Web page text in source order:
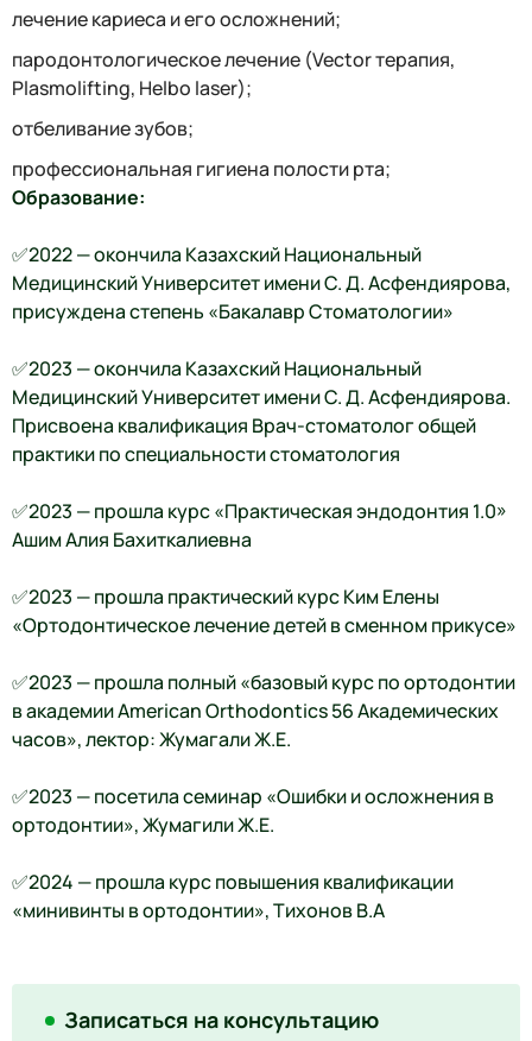
лечение кариеса и его осложнений;
пародонтологическое лечение (Vector терапия,
Plasmolifting, Helbo laser);
отбеливание зубов;
профессиональная гигиена полости рта;
Образование:
✅2022 — окончила Казахский Национальный
Медицинский Университет имени С. Д. Асфендиярова,
присуждена степень «Бакалавр Стоматологии»
✅2023 — окончила Казахский Национальный
Медицинский Университет имени С. Д. Асфендиярова.
Присвоена квалификация Врач-стоматолог общей
практики по специальности стоматология
✅2023 — прошла курс «Практическая эндодонтия 1.0»
Ашим Алия Бахиткалиевна
✅2023 — прошла практический курс Ким Елены
«Ортодонтическое лечение детей в сменном прикусе»
✅2023 — прошла полный «базовый курс по ортодонтии
в академии American Orthodontics 56 Академических
часов», лектор: Жумагали Ж.Е.
✅2023 — посетила семинар «Ошибки и осложнения в
ортодонтии», Жумагили Ж.Е.
✅2024 — прошла курс повышения квалификации
«минивинты в ортодонтии», Тихонов В.А
Записаться на консультацию